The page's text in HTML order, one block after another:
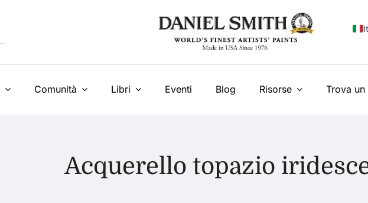
Comunità Libri Eventi Blog Risorse Trova
Acquerello topazio